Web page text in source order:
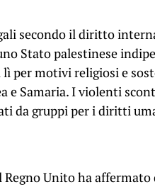
secondo il diritto
Stato palestinese
per motivi religiosi e
e Samaria. I violenti
da gruppi per i diritti
Unito ha affermato